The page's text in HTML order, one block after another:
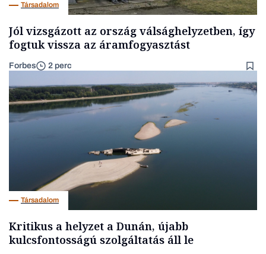
Társadalom
Jól vizsgázott az ország válsághelyzetben, így
fogtuk vissza az áramfogyasztást
Forbes 2 perc
Társadalom
Kritikus a helyzet a Dunán, újabb
kulcsfontosságú szolgáltatás áll le